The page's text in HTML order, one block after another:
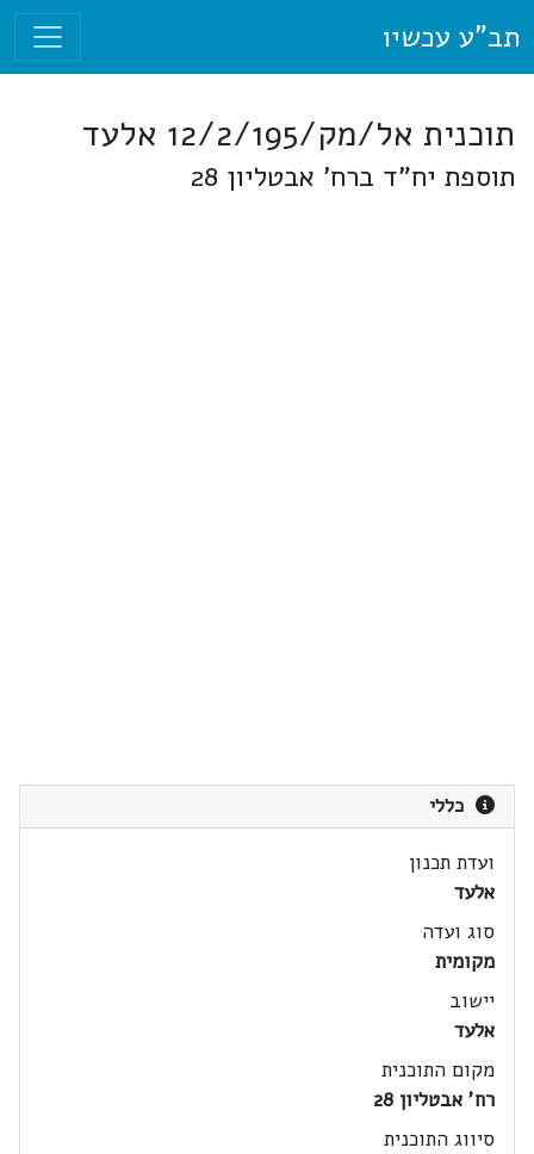
תב"ע עכשיו
תוכנית אל/מק/12/2/195 אלעד
תוספת יח"ד ברח' אבטליון 28
כללי
ועדת תכנון
אלעד
סוג ועדה
מקומית
יישוב
אלעד
מקום התוכנית
רח' אבטליון 28
סיווג התוכנית